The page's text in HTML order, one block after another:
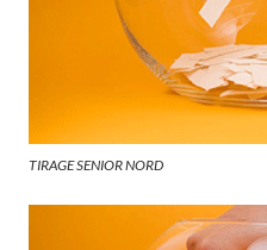
TIRAGE SENIOR NORD